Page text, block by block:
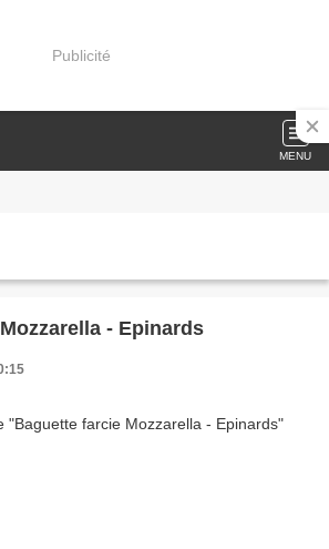
Publicité
MENU
- Epinards